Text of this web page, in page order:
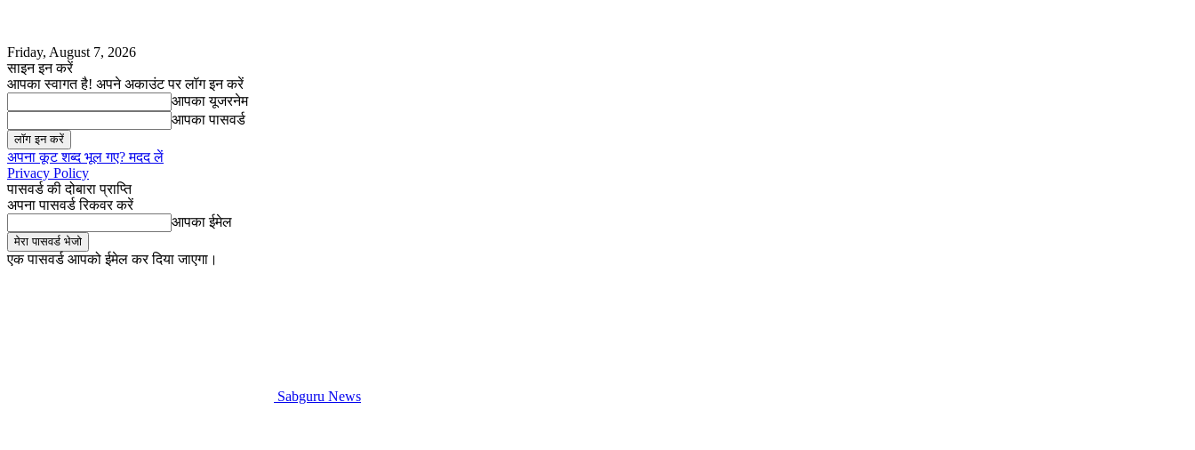
Friday, August 7, 2026
साइन इन करें
आपका स्वागत है! अपने अकाउंट पर लॉग इन करें
आपका यूजरनेम
आपका पासवर्ड
अपना कूट शब्द भूल गए? मदद लें
Privacy Policy
पासवर्ड की दोबारा प्राप्ति
अपना पासवर्ड रिकवर करें
आपका ईमेल
एक पासवर्ड आपको ईमेल कर दिया जाएगा।
Sabguru News